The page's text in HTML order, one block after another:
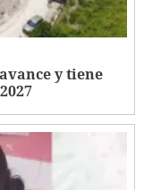
y tiene